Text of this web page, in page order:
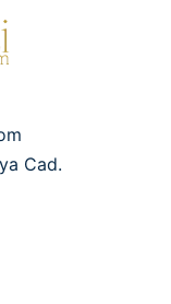
Cad.